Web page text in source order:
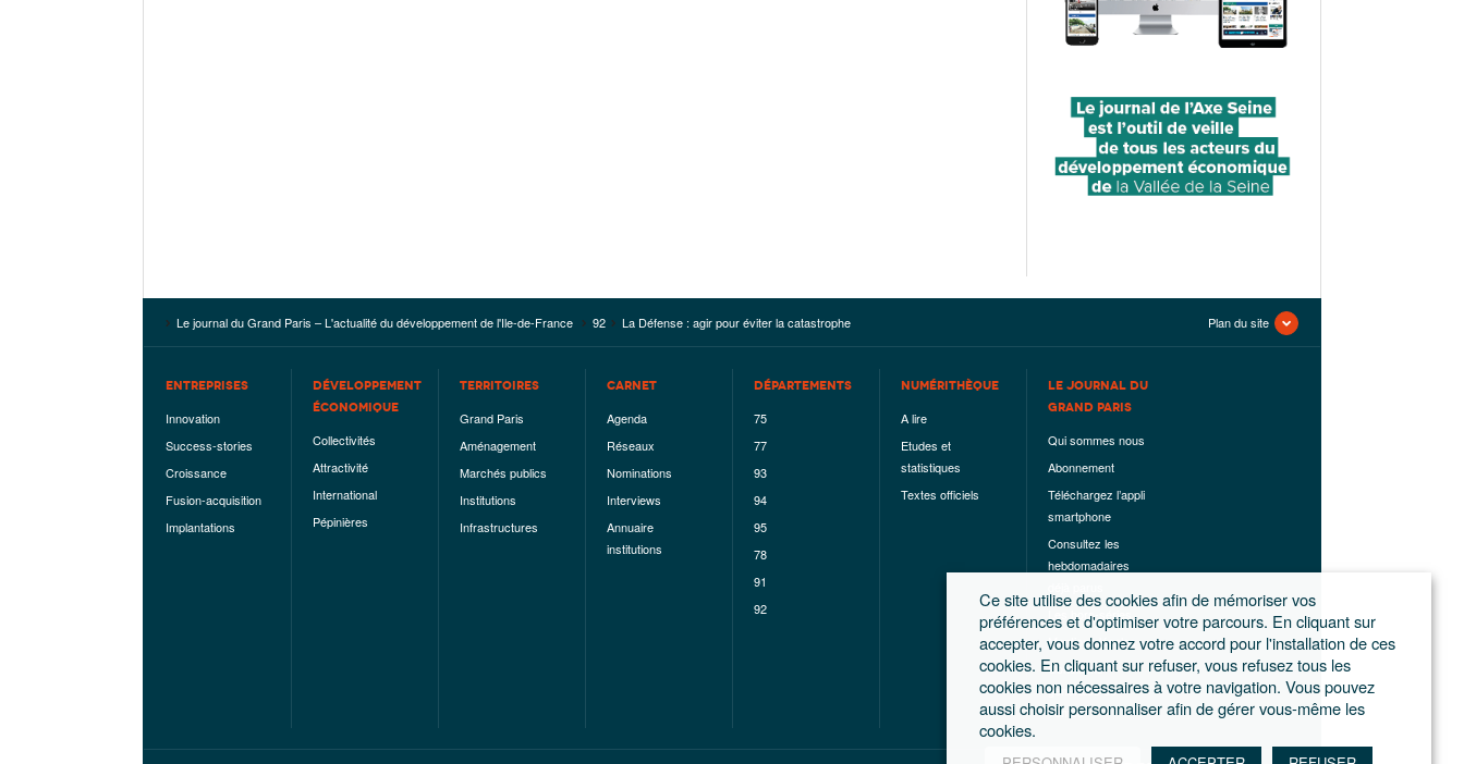
Le journal du Grand Paris – L'actualité du développement de l'Ile-de-France 92 La Défense : agir pour éviter la catastrophe Plan du site
ENTREPRISES
Innovation
Success-stories
Croissance
Fusion-acquisition
Implantations
DÉVELOPPEMENT
ÉCONOMIQUE
Collectivités
Attractivité
International
Pépinières
TERRITOIRES
Grand Paris
Aménagement
Marchés publics
Institutions
Infrastructures
CARNET
Agenda
Réseaux
Nominations
Interviews
Annuaire
institutions
DÉPARTEMENTS
75
77
93
94
95
78
91
92
NUMÉRITHÈQUE
A lire
Etudes et
statistiques
Textes officiels
LE JOURNAL DU
GRAND PARIS
Qui sommes nous
Abonnement
Téléchargez l’appli
smartphone
Consultez les
hebdomadaires
Les hors-séries
Mentions légales
Conditions
générales de
ventes
Ce site utilise des cookies afin de mémoriser vos
préférences et d'optimiser votre parcours. En cliquant sur
accepter, vous donnez votre accord pour l'installation de ces
cookies. En cliquant sur refuser, vous refusez tous les
cookies non nécessaires à votre navigation. Vous pouvez
aussi choisir personnaliser afin de gérer vous-même les
cookies.